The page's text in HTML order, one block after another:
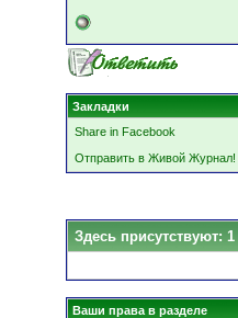
Закладки
Share in Facebook
Отправить в Живой Журнал!
Здесь присутствуют: 1
Ваши права в разделе